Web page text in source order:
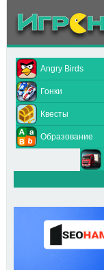
Angry Birds
Гонки
Квесты
Образование